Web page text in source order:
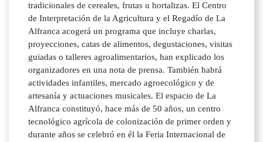
tradicionales de cereales, frutas u hortalizas. El Centro
de Interpretación de la Agricultura y el Regadío de La
Alfranca acogerá un programa que incluye charlas,
proyecciones, catas de alimentos, degustaciones, visitas
guiadas o talleres agroalimentarios, han explicado los
organizadores en una nota de prensa. También habrá
actividades infantiles, mercado agroecológico y de
artesanía y actuaciones musicales. El espacio de La
Alfranca constituyó, hace más de 50 años, un centro
tecnológico agrícola de colonización de primer orden y
durante años se celebró en él la Feria Internacional de